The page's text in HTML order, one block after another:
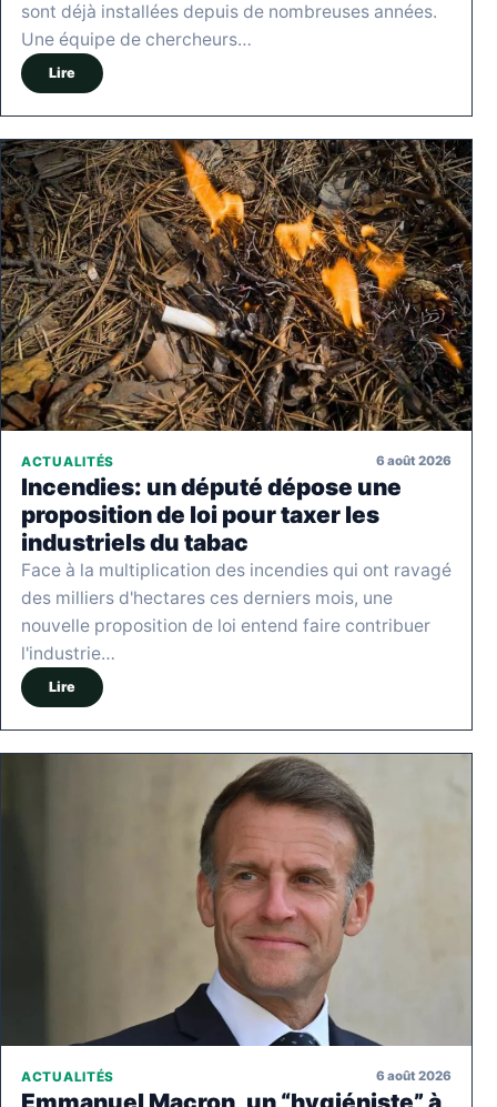
sont déjà installées depuis de nombreuses années.
Une équipe de chercheurs…
Lire
ACTUALITÉS 6 août 2026
Incendies: un député dépose une
proposition de loi pour taxer les
industriels du tabac
Face à la multiplication des incendies qui ont ravagé
des milliers d'hectares ces derniers mois, une
nouvelle proposition de loi entend faire contribuer
l'industrie…
Lire
ACTUALITÉS 6 août 2026